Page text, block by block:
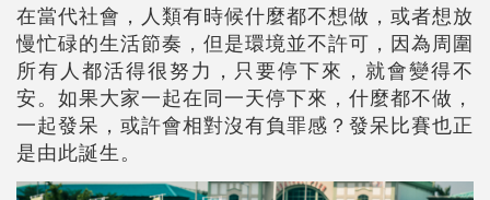
在當代社會，人類有時候什麼都不想做，或者想放
慢忙碌的生活節奏，但是環境並不許可，因為周圍
所有人都活得很努力，只要停下來，就會變得不
安。如果大家一起在同一天停下來，什麼都不做，
一起發呆，或許會相對沒有負罪感？發呆比賽也正
是由此誕生。